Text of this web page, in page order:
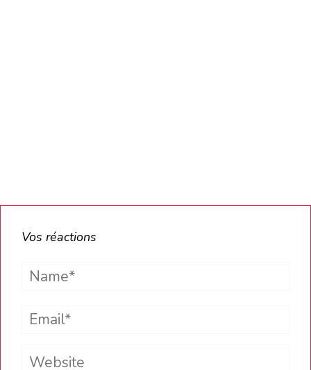
Vos réactions
Name*
Email*
Website